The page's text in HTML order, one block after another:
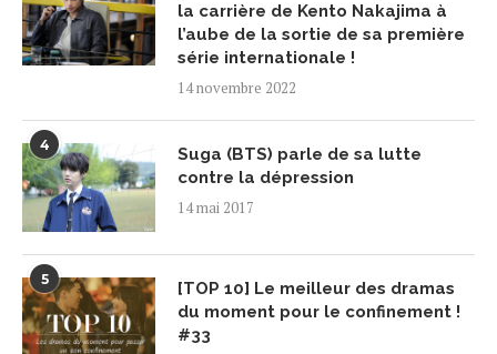
la carrière de Kento Nakajima à
l’aube de la sortie de sa première
série internationale !
14 novembre 2022
4
Suga (BTS) parle de sa lutte
contre la dépression
14 mai 2017
5
[TOP 10] Le meilleur des dramas
du moment pour le confinement !
#33